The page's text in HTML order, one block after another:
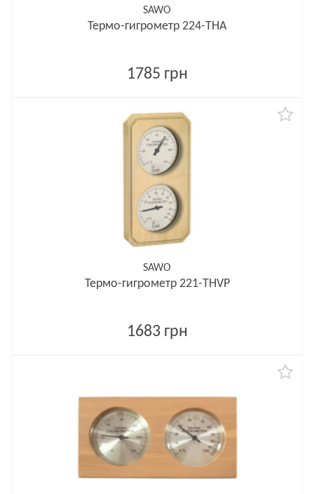
SAWO
Термо-гигрометр 224-THA
1785 грн
SAWO
Термо-гигрометр 221-THVP
1683 грн